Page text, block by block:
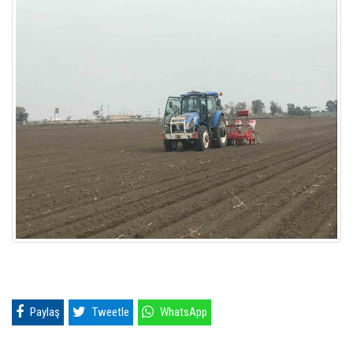
Paylaş Tweetle WhatsApp